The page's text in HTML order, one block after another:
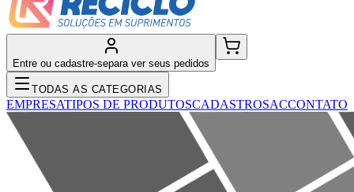
Entre ou cadastre-separa ver seus pedidos
TODAS AS CATEGORIAS
EMPRESATIPOS DE PRODUTOSCADASTROSACCONTATO